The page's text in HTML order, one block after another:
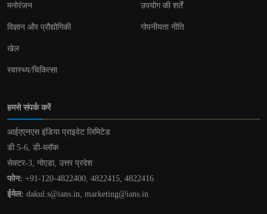
मनोरंजन
विज्ञान और प्रौद्योगिकी
खेल
स्वास्थ्य/चिकित्सा
उपयोग की शर्तें
गोपनीयता नीति
हमसे संपर्क करें
आईएएनएस इंडिया प्राइवेट लिमिटेड
डी 5-6, डी-ब्लॉक
सेक्टर-3, नोएडा, उत्तर प्रदेश
फोन: +91-120-4822400, 4822415, 4822416
ईमेल: dakul.s@ians.in, marketing@ians.in